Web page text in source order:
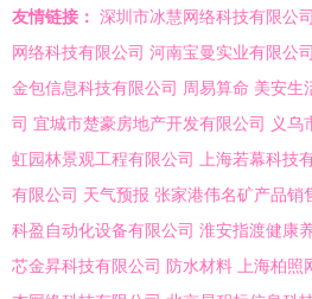
友情链接： 深圳市冰慧网络科技有限公司
网络科技有限公司 河南宝曼实业有限公司
金包信息科技有限公司
周易算命 美安生
司 宜城市楚豪房地产开发有限公司 义乌
虹园林景观工程有限公司
上海若幕科技
有限公司 天气预报 张家港伟名矿产品销
科盈自动化设备有限公司 淮安指渡健康
芯金昇科技有限公司 防水材料 上海柏